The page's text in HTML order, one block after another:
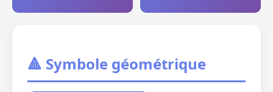
🔺 Symbole géométrique